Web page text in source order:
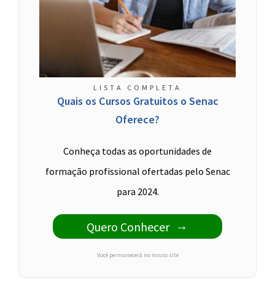
LISTA COMPLETA
Quais os Cursos Gratuitos o Senac
Oferece?
Conheça todas as oportunidades de
formação profissional ofertadas pelo Senac
para 2024.
Quero Conhecer
Você permanecerá no nosso site